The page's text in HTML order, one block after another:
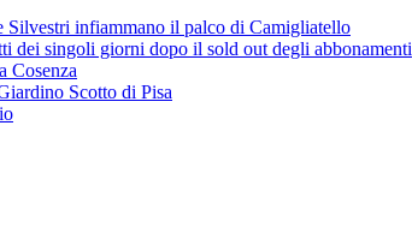
infiammano il palco di Camigliatello
dei singoli giorni dopo il sold out degli abbonamenti
Cosenza
Scotto di Pisa